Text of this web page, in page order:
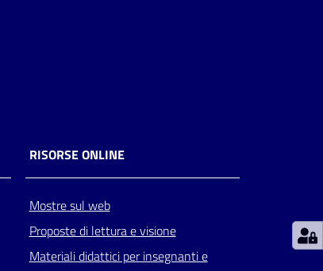
RISORSE ONLINE
Mostre sul web
Proposte di lettura e visione
Materiali didattici per insegnanti e